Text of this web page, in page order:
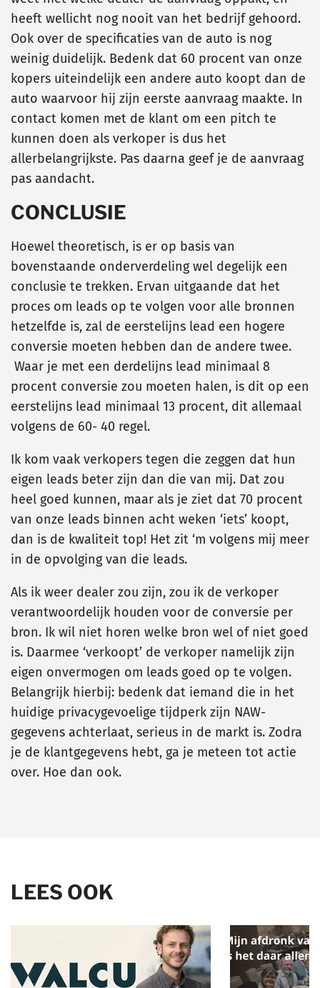
heeft wellicht nog nooit van het bedrijf gehoord.
Ook over de specificaties van de auto is nog
weinig duidelijk. Bedenk dat 60 procent van onze
kopers uiteindelijk een andere auto koopt dan de
auto waarvoor hij zijn eerste aanvraag maakte. In
contact komen met de klant om een pitch te
kunnen doen als verkoper is dus het
allerbelangrijkste. Pas daarna geef je de aanvraag
pas aandacht.
CONCLUSIE
Hoewel theoretisch, is er op basis van
bovenstaande onderverdeling wel degelijk een
conclusie te trekken. Ervan uitgaande dat het
proces om leads op te volgen voor alle bronnen
hetzelfde is, zal de eerstelijns lead een hogere
conversie moeten hebben dan de andere twee.
Waar je met een derdelijns lead minimaal 8
procent conversie zou moeten halen, is dit op een
eerstelijns lead minimaal 13 procent, dit allemaal
volgens de 60- 40 regel.
Ik kom vaak verkopers tegen die zeggen dat hun
eigen leads beter zijn dan die van mij. Dat zou
heel goed kunnen, maar als je ziet dat 70 procent
van onze leads binnen acht weken ‘iets’ koopt,
dan is de kwaliteit top! Het zit ‘m volgens mij meer
in de opvolging van die leads.
Als ik weer dealer zou zijn, zou ik de verkoper
verantwoordelijk houden voor de conversie per
bron. Ik wil niet horen welke bron wel of niet goed
is. Daarmee ‘verkoopt’ de verkoper namelijk zijn
eigen onvermogen om leads goed op te volgen.
Belangrijk hierbij: bedenk dat iemand die in het
huidige privacygevoelige tijdperk zijn NAW-
gegevens achterlaat, serieus in de markt is. Zodra
je de klantgegevens hebt, ga je meteen tot actie
over. Hoe dan ook.
LEES OOK